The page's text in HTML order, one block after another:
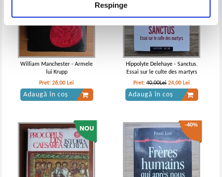
Respinge
William Manchester - Armele
lui Krupp
Pret:26,00 Lei
Adaugă în coș
Hippolyte Delehaye - Sanctus.
Essai sur le culte des martyrs
Pret:40,00Lei 24,00 Lei
Adaugă în coș
-40%